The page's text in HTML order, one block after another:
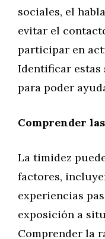
sociales, el
evitar el
participar en
Identificar estas
para poder
Comprender las
La timidez
factores,
experiencias
exposición a
Comprender la